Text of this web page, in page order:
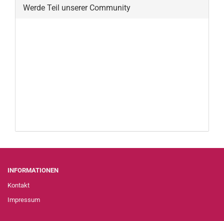
Werde Teil unserer Community
INFORMATIONEN
Kontakt
Impressum